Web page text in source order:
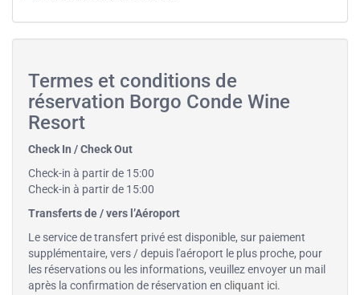
Termes et conditions de
réservation Borgo Conde Wine
Resort
Check In / Check Out
Check-in à partir de 15:00
Check-in à partir de 15:00
Transferts de / vers l’Aéroport
Le service de transfert privé est disponible, sur paiement
supplémentaire, vers / depuis l'aéroport le plus proche, pour
les réservations ou les informations, veuillez envoyer un mail
après la confirmation de réservation en cliquant ici.